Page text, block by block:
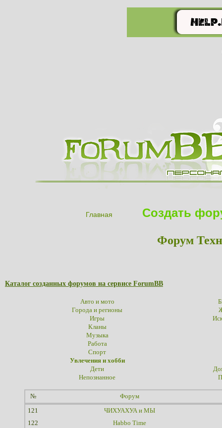
Главная Создать
Форум
Каталог созданных форумов на сервисе ForumBB
Авто и мото
Города и регионы
Игры
Кланы
Музыка
Работа
Спорт
Увлечения и хобби
Дети
Непознанное
№ Форум
121
ЧИХУАХУА и МЫ
122
Habbo Time